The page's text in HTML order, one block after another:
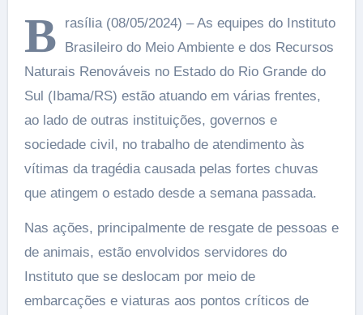
B
rasília (08/05/2024) – As equipes do Instituto
Brasileiro do Meio Ambiente e dos Recursos
Naturais Renováveis no Estado do Rio Grande do
Sul (Ibama/RS) estão atuando em várias frentes,
ao lado de outras instituições, governos e
sociedade civil, no trabalho de atendimento às
vítimas da tragédia causada pelas fortes chuvas
que atingem o estado desde a semana passada.
Nas ações, principalmente de resgate de pessoas e
de animais, estão envolvidos servidores do
Instituto que se deslocam por meio de
embarcações e viaturas aos pontos críticos de